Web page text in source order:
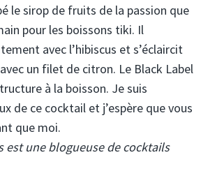
le sirop de fruits de la passion que
pour les boissons tiki. Il
avec l’hibiscus et s’éclaircit
un filet de citron. Le Black Label
à la boisson. Je suis
de ce cocktail et j’espère que vous
que moi.
est une blogueuse de cocktails